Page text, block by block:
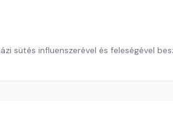
sütés influenszerével és feleségével